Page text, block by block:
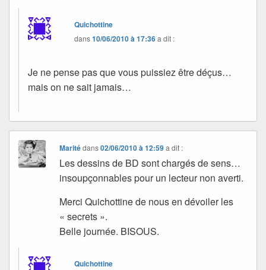
Quichottine
dans10/06/2010 à 17:36a dit :
Je ne pense pas que vous puissiez être déçus…
mais on ne sait jamais…
Maritédans02/06/2010 à 12:59 a dit :
Les dessins de BD sont chargés de sens…
insoupçonnables pour un lecteur non averti.
Merci Quichottine de nous en dévoiler les
« secrets ».
Belle journée. BISOUS.
Quichottine